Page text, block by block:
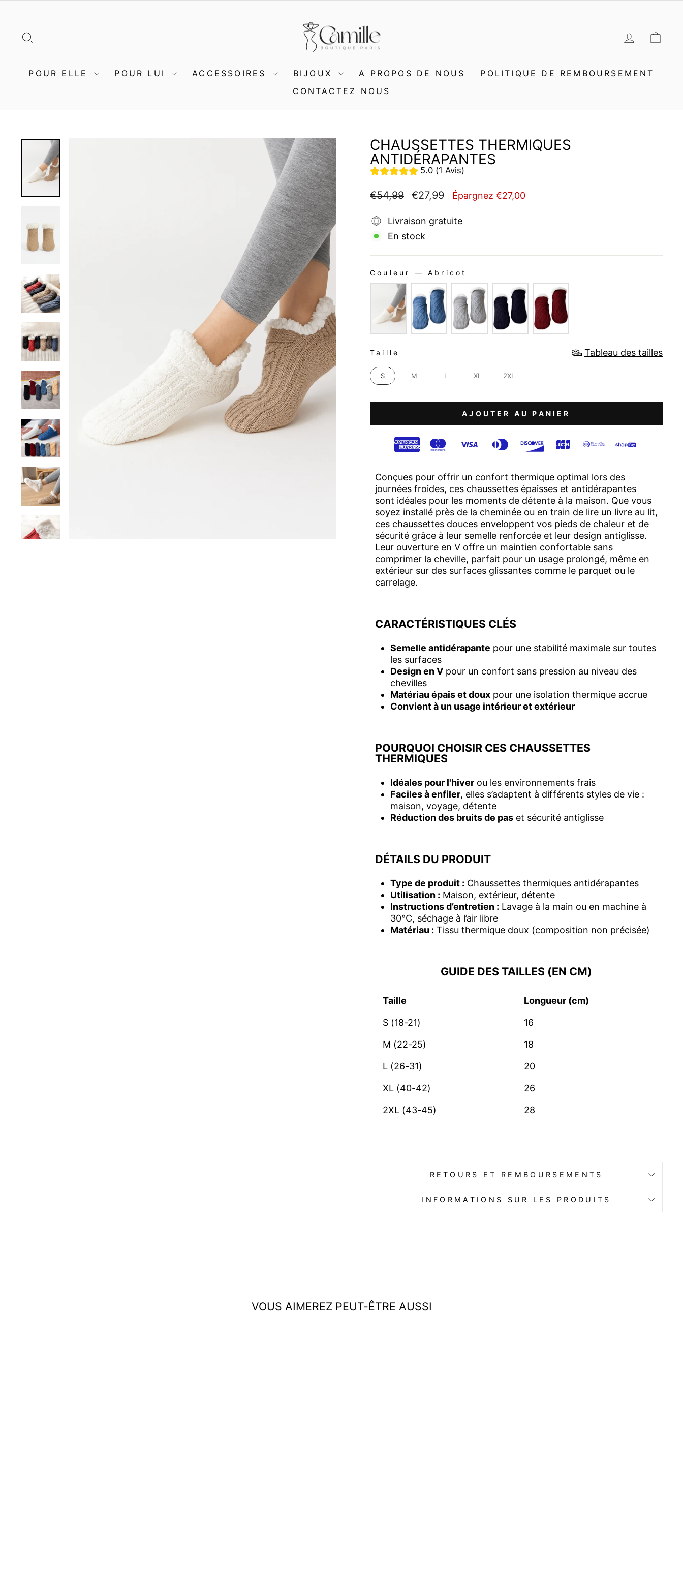
SE
POUR ELLE POUR LUI ACCESSOIRES BIJOUX A PROPOS DE NOUS
POLITIQUE DE REMBOURSEMENT
CONTACTEZ NOUS
CHAUSSETTES THERMIQUES
ANTIDÉRAPANTES
5.0 (1 Avis)
Prix
€54,99
Prix
€27,99 Épargnez €27,00
Livraison gratuite
En stock
Couleur —
Abricot
COULEUR
Taille Tableau des tailles
S M L XL 2XL
AJOUTER AU PANIER
Conçues pour offrir un confort thermique optimal lors des
journées froides, ces chaussettes épaisses et antidérapantes
sont idéales pour les moments de détente à la maison. Que vous
soyez installé près de la cheminée ou en train de lire un livre au lit,
ces chaussettes douces enveloppent vos pieds de chaleur et de
sécurité grâce à leur semelle renforcée et leur design antiglisse.
Leur ouverture en V offre un maintien confortable sans
comprimer la cheville, parfait pour un usage prolongé, même en
extérieur sur des surfaces glissantes comme le parquet ou le
carrelage.
CARACTÉRISTIQUES CLÉS
Semelle antidérapante pour une stabilité maximale sur toutes
les surfaces
Design en V pour un confort sans pression au niveau des
chevilles
Matériau épais et doux pour une isolation thermique accrue
Convient à un usage intérieur et extérieur
POURQUOI CHOISIR CES CHAUSSETTES
THERMIQUES
Idéales pour l'hiver ou les environnements frais
Faciles à enfiler, elles s’adaptent à différents styles de vie :
maison, voyage, détente
Réduction des bruits de pas et sécurité antiglisse
DÉTAILS DU PRODUIT
Type de produit : Chaussettes thermiques antidérapantes
Utilisation : Maison, extérieur, détente
Instructions d’entretien : Lavage à la main ou en machine à
30°C, séchage à l’air libre
Matériau : Tissu thermique doux (composition non précisée)
GUIDE DES TAILLES (EN CM)
Taille Longueur (cm)
S (18-21) 16
M (22-25) 18
L (26-31) 20
XL (40-42) 26
2XL (43-45) 28
RETOURS ET REMBOURSEMENTS
INFORMATIONS SUR LES PRODUITS
VOUS AIMEREZ PEUT-ÊTRE AUSSI